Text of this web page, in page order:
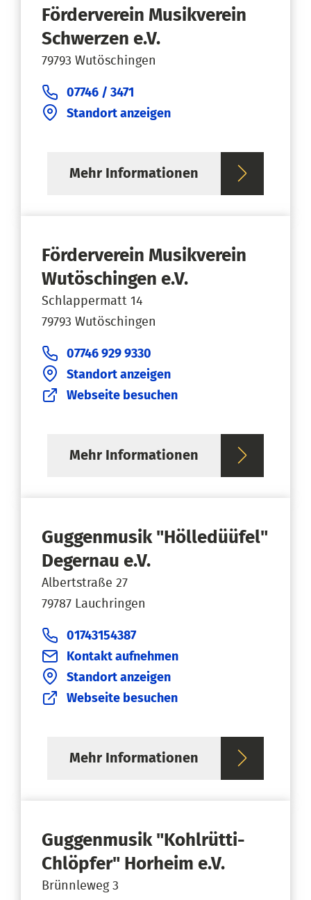
Förderverein Musikverein
Schwerzen e.V.
79793 Wutöschingen
07746 / 3471
Standort anzeigen
Mehr Informationen
Förderverein Musikverein
Wutöschingen e.V.
Schlappermatt 14
79793 Wutöschingen
07746 929 9330
Standort anzeigen
Webseite besuchen
Mehr Informationen
Guggenmusik "Hölledüüfel"
Degernau e.V.
Albertstraße 27
79787 Lauchringen
01743154387
Kontakt aufnehmen
Standort anzeigen
Webseite besuchen
Mehr Informationen
Guggenmusik "Kohlrütti-
Chlöpfer" Horheim e.V.
Brünnleweg 3